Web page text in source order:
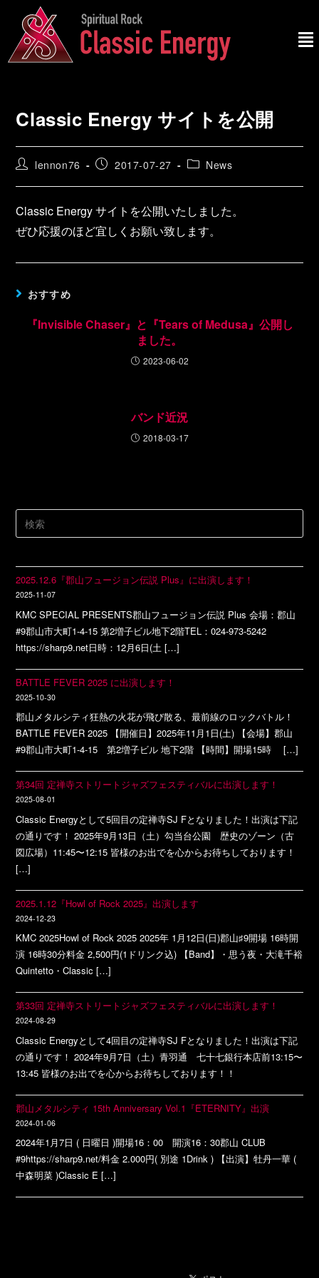
Classic Energy サイトを公開
lennon76 2017-07-27 News
Classic Energy サイトを公開いたしました。
ぜひ応援のほど宜しくお願い致します。
おすすめ
『Invisible Chaser』と『Tears of Medusa』公開し
ました。
2023-06-02
バンド近況
2018-03-17
2025.12.6『郡山フュージョン伝説 Plus』に出演します！
2025-11-07
KMC SPECIAL PRESENTS郡山フュージョン伝説 Plus 会場：郡山
#9郡山市大町1-4-15 第2増子ビル地下2階TEL：024-973-5242
https://sharp9.net日時：12月6日(土 […]
BATTLE FEVER 2025 に出演します！
2025-10-30
郡山メタルシティ狂熱の火花が飛び散る、最前線のロックバトル！
BATTLE FEVER 2025 【開催日】2025年11月1日(土) 【会場】郡山
#9郡山市大町1-4-15 第2増子ビル 地下2階 【時間】開場15時 […]
第34回 定禅寺ストリートジャズフェスティバルに出演します！
2025-08-01
Classic Energyとして5回目の定禅寺SJ Fとなりました！出演は下記
の通りです！ 2025年9月13日（土）勾当台公園 歴史のゾーン（古
図広場）11:45〜12:15 皆様のお出でを心からお待ちしております！
[…]
2025.1.12『Howl of Rock 2025』出演します
2024-12-23
KMC 2025Howl of Rock 2025 2025年 1月12日(日)郡山♯9開場 16時開
演 16時30分料金 2,500円(1ドリンク込) 【Band】・思う夜・大滝千裕
Quintetto・Classic […]
第33回 定禅寺ストリートジャズフェスティバルに出演します！
2024-08-29
Classic Energyとして4回目の定禅寺SJ Fとなりました！出演は下記
の通りです！ 2024年9月7日（土）青羽通 七十七銀行本店前13:15〜
13:45 皆様のお出でを心からお待ちしております！！
郡山メタルシティ 15th Anniversary Vol.1『ETERNITY』出演
2024-01-06
2024年1月7日 ( 日曜日 )開場16：00 開演16：30郡山 CLUB
#9https://sharp9.net/料金 2.000円( 別途 1Drink ) 【出演】牡丹一華 (
中森明菜 )Classic E […]